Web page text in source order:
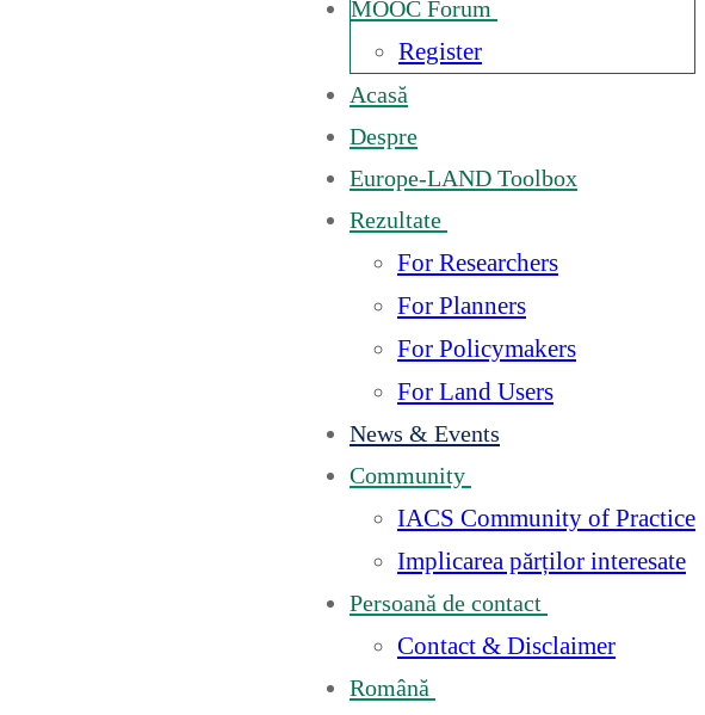
MOOC Forum
Register
Acasă
Despre
Europe-LAND Toolbox
Rezultate
For Researchers
For Planners
For Policymakers
For Land Users
News & Events
Community
IACS Community of Practice
Implicarea părților interesate
Persoană de contact
Contact & Disclaimer
Română